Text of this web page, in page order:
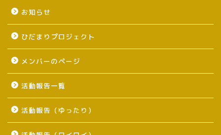
お知らせ
ひだまりプロジェクト
メンバーのページ
活動報告一覧
活動報告（ゆったり）